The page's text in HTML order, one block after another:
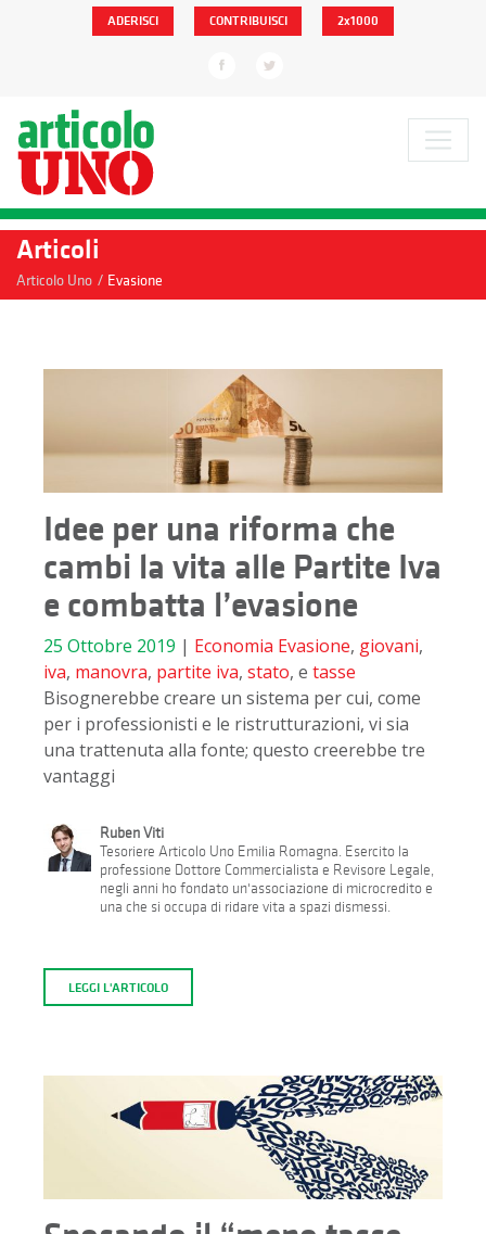
ADERISCI CONTRIBUISCI 2x1000
Articoli
Articolo Uno / Evasione
Idee per una riforma che
cambi la vita alle Partite Iva
e combatta l’evasione
25 Ottobre 2019 | Economia Evasione, giovani,
iva, manovra, partite iva, stato, e tasse
Bisognerebbe creare un sistema per cui, come
per i professionisti e le ristrutturazioni, vi sia
una trattenuta alla fonte; questo creerebbe tre
vantaggi
Ruben Viti
Tesoriere Articolo Uno Emilia Romagna. Esercito la
professione Dottore Commercialista e Revisore Legale,
negli anni ho fondato un'associazione di microcredito e
una che si occupa di ridare vita a spazi dismessi.
LEGGI L'ARTICOLO